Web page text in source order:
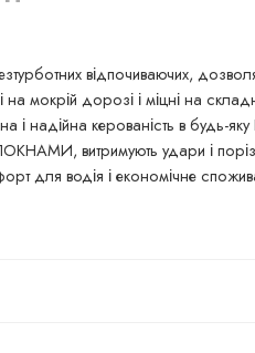
відпочиваючих,
на мокрій дорозі і міцні на
і надійна керованість в
витримують удари і
для водія і економічне